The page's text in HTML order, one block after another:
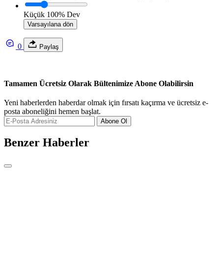
Küçük 100% Dev
Varsayılana dön
0 Paylaş
Tamamen Ücretsiz Olarak Bültenimize Abone Olabilirsin
Yeni haberlerden haberdar olmak için fırsatı kaçırma ve ücretsiz e-
posta aboneliğini hemen başlat.
Abone Ol
Benzer Haberler